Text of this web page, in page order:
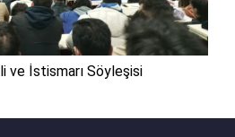
ve İstismarı Söyleşisi